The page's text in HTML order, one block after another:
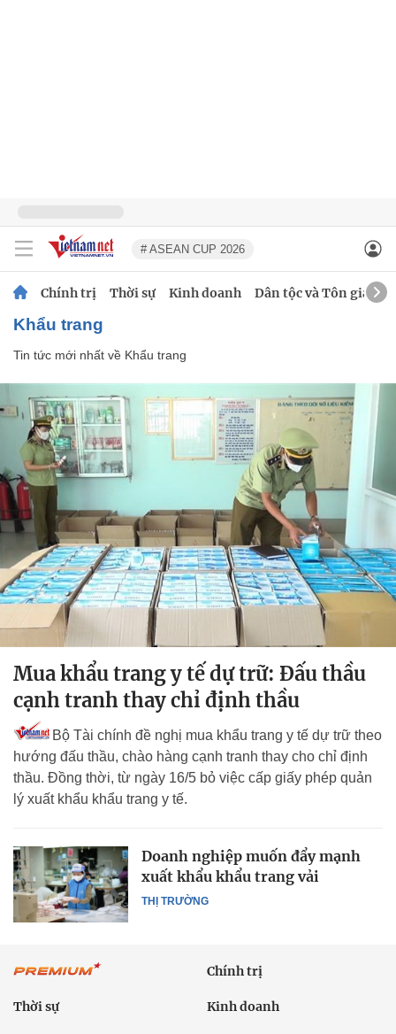
# ASEAN CUP 2026
Chính trị Thời sự Kinh doanh Dân tộc và Tôn giáo
Khẩu trang
Tin tức mới nhất về Khẩu trang
Mua khẩu trang y tế dự trữ: Đấu thầu
cạnh tranh thay chỉ định thầu
Bộ Tài chính đề nghị mua khẩu trang y tế dự trữ theo
hướng đấu thầu, chào hàng cạnh tranh thay cho chỉ định
thầu. Đồng thời, từ ngày 16/5 bỏ việc cấp giấy phép quản
lý xuất khẩu khẩu trang y tế.
THỊ TRƯỜNG
Doanh nghiệp muốn đẩy mạnh
xuất khẩu khẩu trang vải
Chính trị
Thời sự Kinh doanh